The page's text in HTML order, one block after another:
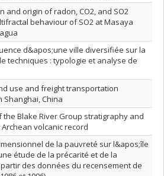
and origin of radon, CO2, and SO2
behaviour of SO2 at Masaya
d&apos;une ville diversifiée sur la
techniques : typologie et analyse de
use and freight transportation
China
the Blake River Group stratigraphy and
volcanic record
de la pauvreté sur l&apos;île
étude de la précarité et de la
des données du recensement de